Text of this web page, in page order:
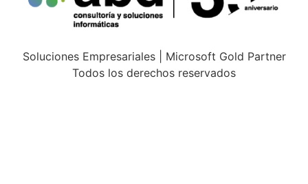
Soluciones Empresariales | Microsoft Gold Partner
Todos los derechos reservados